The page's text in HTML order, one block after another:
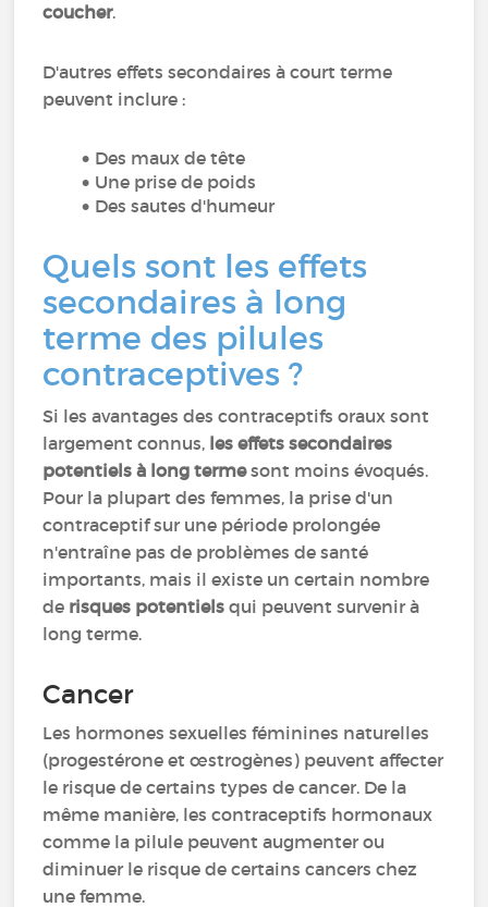
coucher.
D'autres effets secondaires à court terme
peuvent inclure :
Des maux de tête
Une prise de poids
Des sautes d'humeur
Quels sont les effets
secondaires à long
terme des pilules
contraceptives ?
Si les avantages des contraceptifs oraux sont
largement connus, les effets secondaires
potentiels à long termesont moins évoqués.
Pour la plupart des femmes, la prise d'un
contraceptif sur une période prolongée
n'entraîne pas de problèmes de santé
importants, mais il existe un certain nombre
de risques potentiels qui peuvent survenir à
long terme.
Cancer
Les hormones sexuelles féminines naturelles
(progestérone et œstrogènes) peuvent affecter
le risque de certains types de cancer. De la
même manière, les contraceptifs hormonaux
comme la pilule peuvent augmenter ou
diminuer le risque de certains cancers chez
une femme.